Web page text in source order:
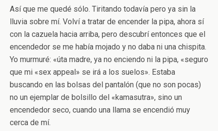
Así que me quedé sólo. Tiritando todavía pero ya sin la
lluvia sobre mí. Volví a tratar de encender la pipa, ahora sí
con la cazuela hacia arriba, pero descubrí entonces que el
encendedor se me había mojado y no daba ni una chispita.
Yo murmuré: «úta madre, ya no enciendo ni la pipa, «seguro
que mi «sex appeal» se irá a los suelos». Estaba
buscando en las bolsas del pantalón (que no son pocas)
no un ejemplar de bolsillo del «kamasutra», sino un
encendedor seco, cuando una llama se encendió muy
cerca de mí.